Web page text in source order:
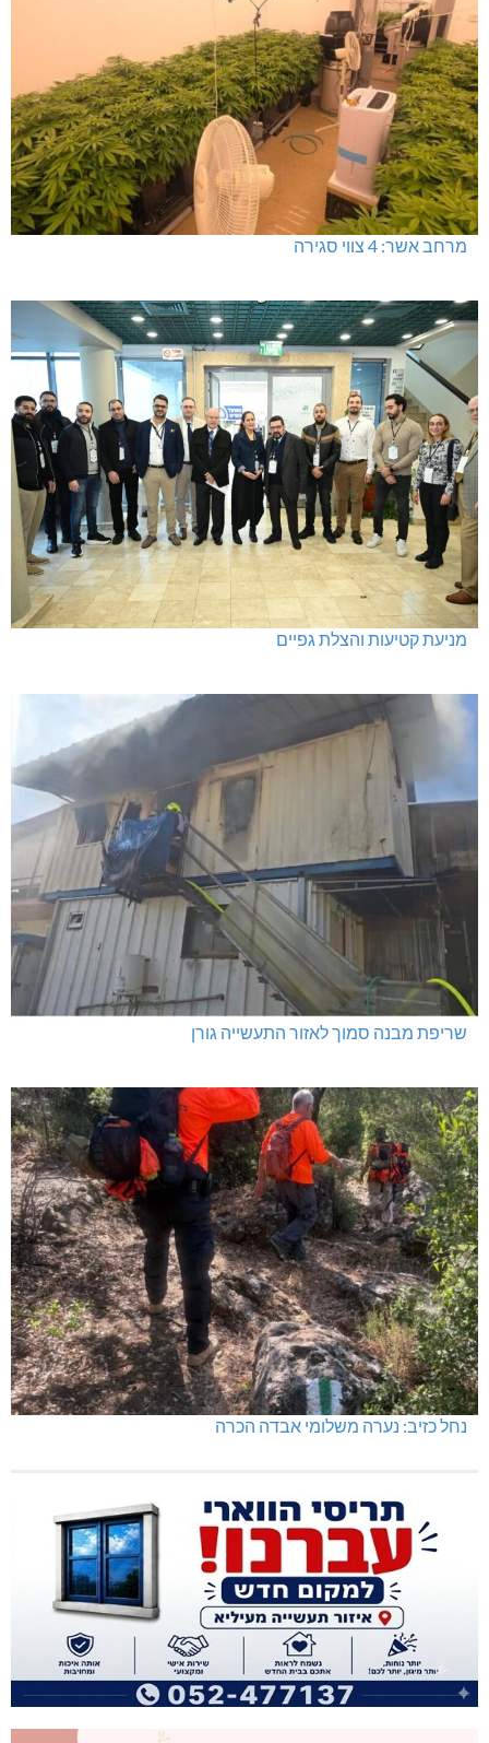
מרחב אשר: 4 צווי סגירה
מניעת קטיעות והצלת גפיים
שריפת מבנה סמוך לאזור התעשייה גורן
נחל כזיב: נערה משלומי אבדה הכרה